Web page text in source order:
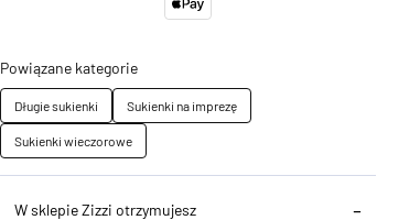
Powiązane kategorie
Długie sukienki
Sukienki na imprezę
Sukienki wieczorowe
W sklepie Zizzi otrzymujesz